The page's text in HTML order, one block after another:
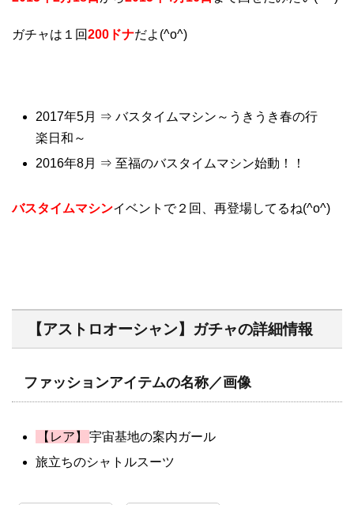
ガチャは１回200ドナだよ(^o^)
2017年5月 ⇒ バスタイムマシン～うきうき春の行
楽日和～
2016年8月 ⇒ 至福のバスタイムマシン始動！！
バスタイムマシンイベントで２回、再登場してるね(^o^)
【アストロオーシャン】ガチャの詳細情報
ファッションアイテムの名称／画像
【レア】
宇宙基地の案内ガール
旅立ちのシャトルスーツ